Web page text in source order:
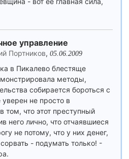
управление
Портников, 05.06.2009
в Пикалево блестяще
методы,
собирается бороться с
не просто в
том, что этот преступный
него лично, что отчаявшиеся
не потому, что у них денег,
- подумать только! -